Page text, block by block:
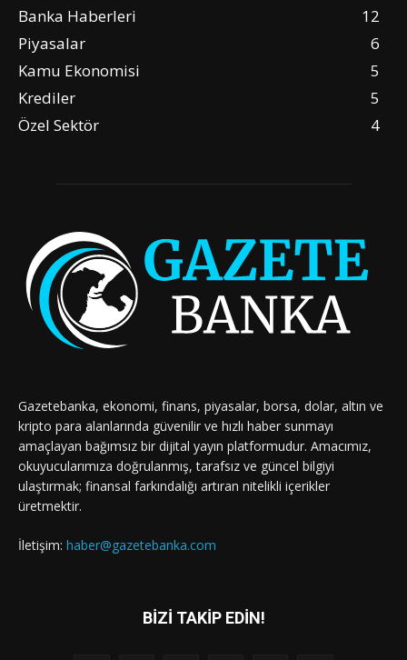
Banka Haberleri
12
Piyasalar
6
Kamu Ekonomisi
5
Krediler
5
Özel Sektör
4
Gazetebanka, ekonomi, finans, piyasalar, borsa, dolar, altın ve
kripto para alanlarında güvenilir ve hızlı haber sunmayı
amaçlayan bağımsız bir dijital yayın platformudur. Amacımız,
okuyucularımıza doğrulanmış, tarafsız ve güncel bilgiyi
ulaştırmak; finansal farkındalığı artıran nitelikli içerikler
üretmektir.
İletişim: haber@gazetebanka.com
BİZİ TAKİP EDİN!